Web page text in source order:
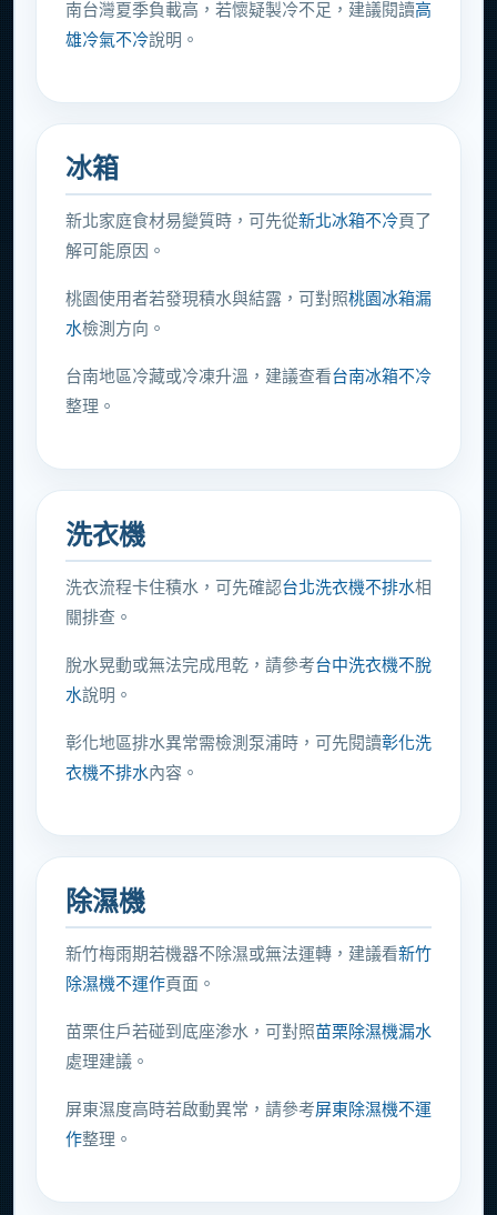
南台灣夏季負載高，若懷疑製冷不足，建議閱讀高
雄冷氣不冷說明。
冰箱
新北家庭食材易變質時，可先從新北冰箱不冷頁了
解可能原因。
桃園使用者若發現積水與結露，可對照桃園冰箱漏
水檢測方向。
台南地區冷藏或冷凍升溫，建議查看台南冰箱不冷
整理。
洗衣機
洗衣流程卡住積水，可先確認台北洗衣機不排水相
關排查。
脫水晃動或無法完成甩乾，請參考台中洗衣機不脫
水說明。
彰化地區排水異常需檢測泵浦時，可先閱讀彰化洗
衣機不排水內容。
除濕機
新竹梅雨期若機器不除濕或無法運轉，建議看新竹
除濕機不運作頁面。
苗栗住戶若碰到底座渗水，可對照苗栗除濕機漏水
處理建議。
屏東濕度高時若啟動異常，請參考屏東除濕機不運
作整理。